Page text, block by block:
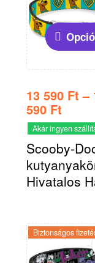
13 590 Ft –
590 Ft
Akár ingyen
Scooby-
Hivatalos
Biztonságos